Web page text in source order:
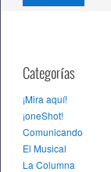
Categorías
¡Mira aquí!
¡oneShot!
Comunicando
El Musical
La Columna